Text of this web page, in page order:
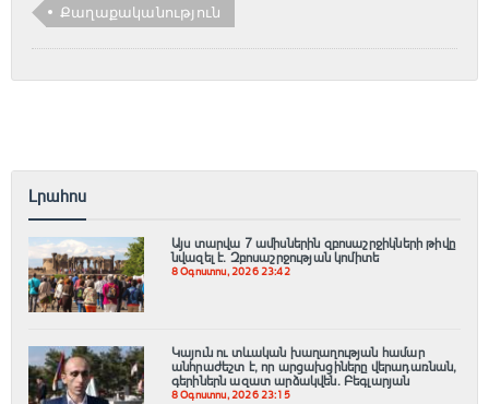
Քաղաքականություն
Լրահոս
Այս տարվա 7 ամիսներին զբոսաշրջիկների թիվը
նվազել է. Զբոսաշրջության կոմիտե
8 Օգոստոս, 2026 23:42
Կայուն ու տևական խաղաղության համար
անհրաժեշտ է, որ արցախցիները վերադառնան,
գերիներն ազատ արձակվեն․ Բեգլարյան
8 Օգոստոս, 2026 23:15